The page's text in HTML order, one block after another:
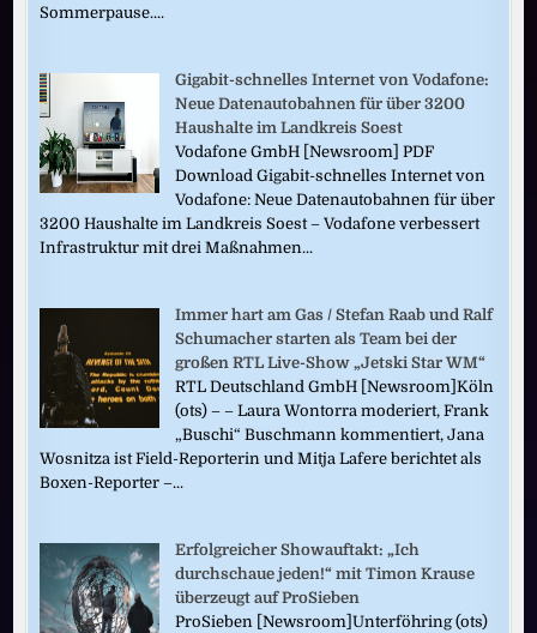
Sommerpause....
Gigabit-schnelles Internet von Vodafone:
Neue Datenautobahnen für über 3200
Haushalte im Landkreis Soest
Vodafone GmbH [Newsroom] PDF
Download Gigabit-schnelles Internet von
Vodafone: Neue Datenautobahnen für über
3200 Haushalte im Landkreis Soest – Vodafone verbessert
Infrastruktur mit drei Maßnahmen...
Immer hart am Gas / Stefan Raab und Ralf
Schumacher starten als Team bei der
großen RTL Live-Show „Jetski Star WM“
RTL Deutschland GmbH [Newsroom]Köln
(ots) – – Laura Wontorra moderiert, Frank
„Buschi“ Buschmann kommentiert, Jana
Wosnitza ist Field-Reporterin und Mitja Lafere berichtet als
Boxen-Reporter –...
Erfolgreicher Showauftakt: „Ich
durchschaue jeden!“ mit Timon Krause
überzeugt auf ProSieben
ProSieben [Newsroom]Unterföhring (ots)